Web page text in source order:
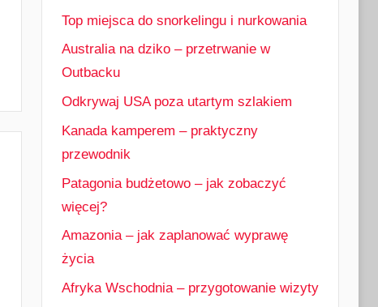
Top miejsca do snorkelingu i nurkowania
Australia na dziko – przetrwanie w
Outbacku
Odkrywaj USA poza utartym szlakiem
Kanada kamperem – praktyczny
przewodnik
Patagonia budżetowo – jak zobaczyć
więcej?
Amazonia – jak zaplanować wyprawę
życia
Afryka Wschodnia – przygotowanie wizyty